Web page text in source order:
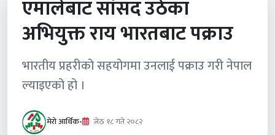
एमालेबाट सांसद उठेका
अभियुक्त राय भारतबाट पक्राउ
भारतीय प्रहरीको सहयोगमा उनलाई पक्राउ गरी नेपाल
ल्याइएको हो ।
मेरो आर्थिक• जेठ १८ गते २०८२